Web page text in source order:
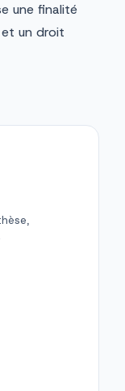
une finalité
un droit